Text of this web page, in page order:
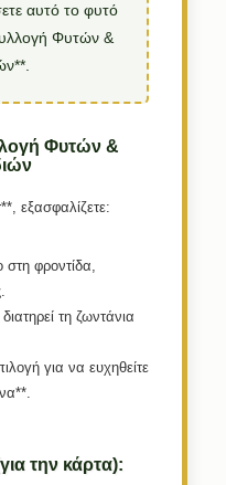
αυτό το φυτό
Φυτών &
Φυτών &
εξασφαλίζετε:
φροντίδα,
τη ζωντάνια
για να ευχηθείτε
την κάρτα):